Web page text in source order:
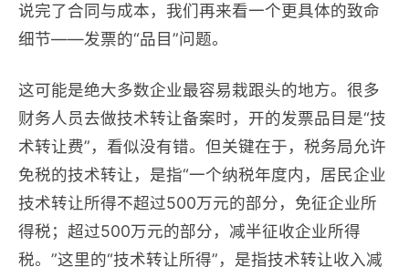
说完了合同与成本，我们再来看一个更具体的致命
细节——发票的“品目”问题。
这可能是绝大多数企业最容易栽跟头的地方。很多
财务人员去做技术转让备案时，开的发票品目是“技
术转让费”，看似没有错。但关键在于，税务局允许
免税的技术转让，是指“一个纳税年度内，居民企业
技术转让所得不超过500万元的部分，免征企业所
得税；超过500万元的部分，减半征收企业所得
税。”这里的“技术转让所得”，是指技术转让收入减